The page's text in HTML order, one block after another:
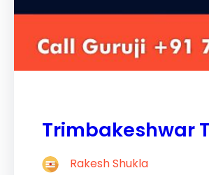
Trimbakeshwar
Rakesh Shukla